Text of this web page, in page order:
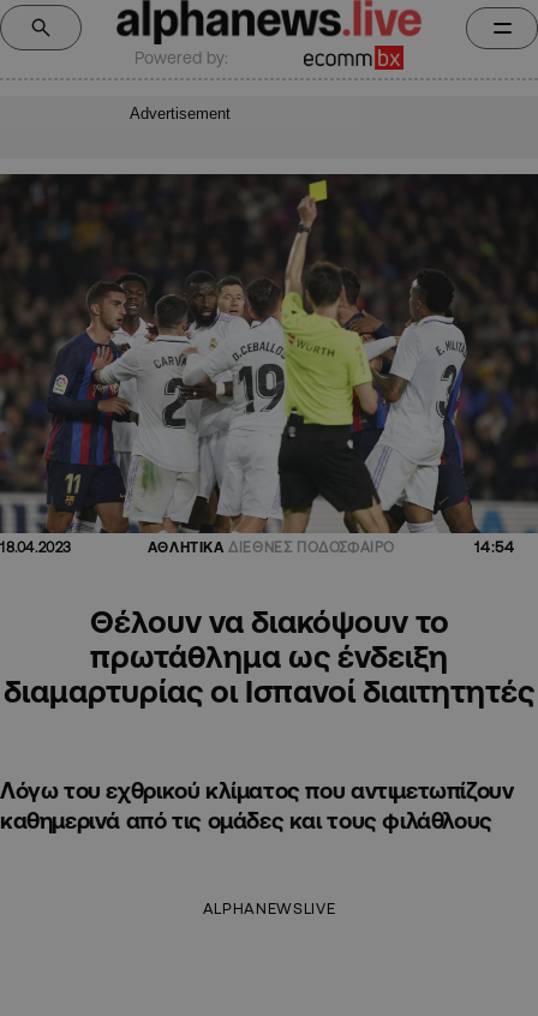
Powered by:
Advertisement
18.04.2023 ΑΘΛΗΤΙΚΑ ΔΙΕΘΝΕΣ ΠΟΔΟΣΦΑΙΡΟ 14:54
Θέλουν να διακόψουν το
πρωτάθλημα ως ένδειξη
διαμαρτυρίας οι Ισπανοί διαιτητητές
Λόγω του εχθρικού κλίματος που αντιμετωπίζουν
καθημερινά από τις ομάδες και τους φιλάθλους
ALPHANEWSLIVE